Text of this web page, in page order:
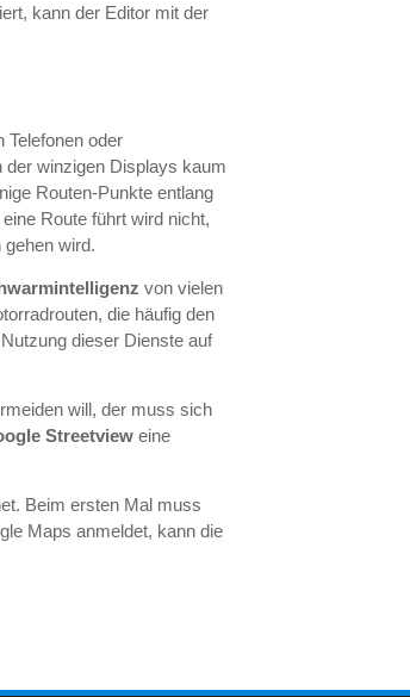
kann der Editor mit der
oder
der winzigen Displays kaum
Routen-Punkte entlang
Route führt wird nicht,
wird.
von vielen
die häufig den
dieser Dienste auf
will, der muss sich
Streetview eine
Beim ersten Mal muss
Maps anmeldet, kann die